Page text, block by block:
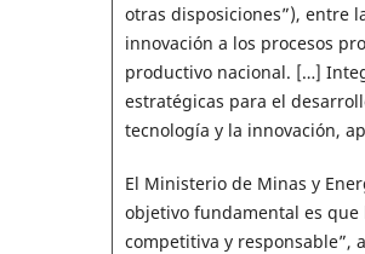
otras disposiciones”), entre
innovación a los procesos
productivo nacional. […]
estratégicas para el
tecnología y la innovación,
El Ministerio de Minas y
objetivo fundamental es que
competitiva y responsable”,